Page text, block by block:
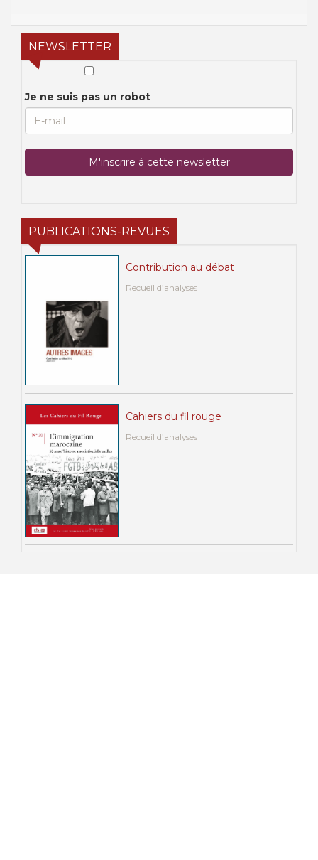
NEWSLETTER
Je ne suis pas un robot
PUBLICATIONS-REVUES
Contribution au débat
Recueil d’analyses
Cahiers du fil rouge
Recueil d’analyses